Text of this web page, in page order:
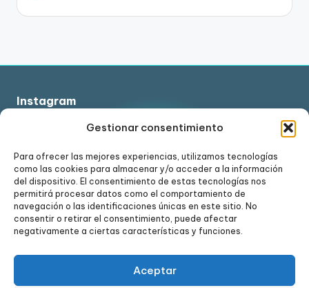
Gestionar consentimiento
Para ofrecer las mejores experiencias, utilizamos tecnologías
como las cookies para almacenar y/o acceder a la información
del dispositivo. El consentimiento de estas tecnologías nos
permitirá procesar datos como el comportamiento de
navegación o las identificaciones únicas en este sitio. No
consentir o retirar el consentimiento, puede afectar
negativamente a ciertas características y funciones.
Aceptar
Instagram
Ver en Instagram